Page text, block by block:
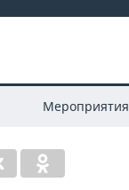
Мероприятия